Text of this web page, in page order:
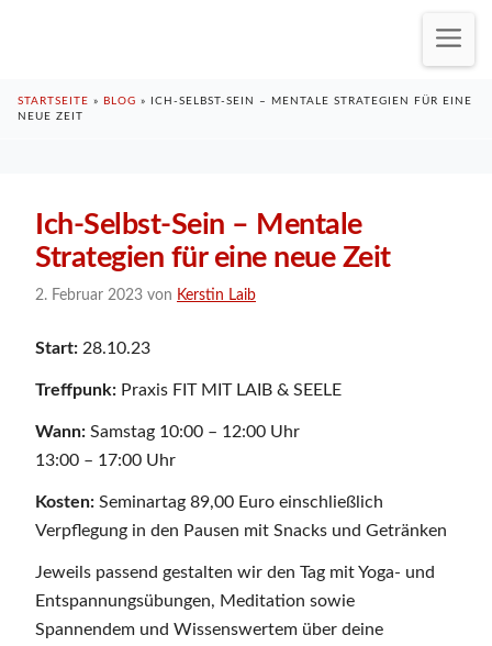
STARTSEITE » BLOG »
ICH-SELBST-SEIN – MENTALE STRATEGIEN FÜR EINE
NEUE ZEIT
Ich-Selbst-Sein – Mentale
Strategien für eine neue Zeit
2. Februar 2023 von Kerstin Laib
Start: 28.10.23
Treffpunk: Praxis FIT MIT LAIB & SEELE
Wann: Samstag 10:00 – 12:00 Uhr
13:00 – 17:00 Uhr
Kosten: Seminartag 89,00 Euro einschließlich
Verpflegung in den Pausen mit Snacks und Getränken
Jeweils passend gestalten wir den Tag mit Yoga- und
Entspannungsübungen, Meditation sowie
Spannendem und Wissenswertem über deine